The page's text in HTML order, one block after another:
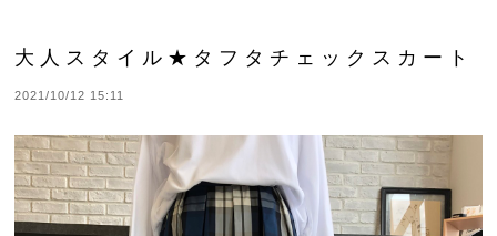
大人スタイル★タフタチェックスカート
2021/10/12 15:11